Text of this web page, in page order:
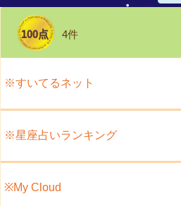
100点 4件
※すいてるネット
※星座占いランキング
※My Cloud